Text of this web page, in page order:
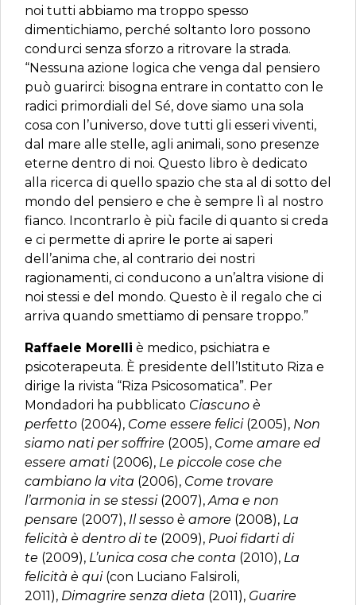
noi tutti abbiamo ma troppo spesso
dimentichiamo, perché soltanto loro possono
condurci senza sforzo a ritrovare la strada.
“Nessuna azione logica che venga dal pensiero
può guarirci: bisogna entrare in contatto con le
radici primordiali del Sé, dove siamo una sola
cosa con l’universo, dove tutti gli esseri viventi,
dal mare alle stelle, agli animali, sono presenze
eterne dentro di noi. Questo libro è dedicato
alla ricerca di quello spazio che sta al di sotto del
mondo del pensiero e che è sempre lì al nostro
fianco. Incontrarlo è più facile di quanto si creda
e ci permette di aprire le porte ai saperi
dell’anima che, al contrario dei nostri
ragionamenti, ci conducono a un’altra visione di
noi stessi e del mondo. Questo è il regalo che ci
arriva quando smettiamo di pensare troppo.”
Raffaele Morelli è medico, psichiatra e
psicoterapeuta. È presidente dell’Istituto Riza e
dirige la rivista “Riza Psicosomatica”. Per
Mondadori ha pubblicato Ciascuno è
perfetto (2004), Come essere felici(2005), Non
siamo nati per soffrire (2005), Come amare ed
essere amati(2006), Le piccole cose che
cambiano la vita (2006), Come trovare
l’armonia in se stessi(2007),Ama e non
pensare (2007), Il sesso è amore (2008), La
felicità è dentro di te (2009), Puoi fidarti di
te (2009), L’unica cosa che conta (2010), La
felicità è qui(con Luciano Falsiroli,
2011), Dimagrire senza dieta (2011), Guarire